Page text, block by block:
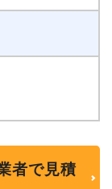
者で見積